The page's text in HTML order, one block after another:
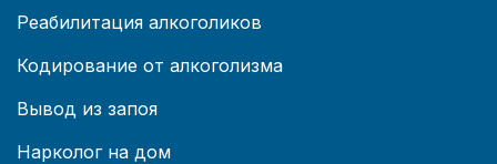
Реабилитация алкоголиков
Кодирование от алкоголизма
Вывод из запоя
Нарколог на дом